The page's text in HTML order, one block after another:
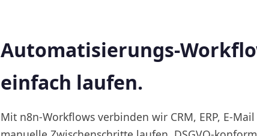
Automatisierungs-
einfach laufen.
Mit n8n-Workflows verbinden wir CRM, ERP, E-